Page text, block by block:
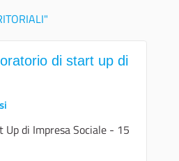
di start up di
Up di Impresa Sociale - 15